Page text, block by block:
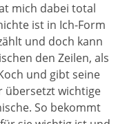
mich dabei total
ist in Ich-Form
und doch kann
den Zeilen, als
und gibt seine
übersetzt wichtige
So bekommt